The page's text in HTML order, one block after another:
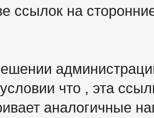
ссылок на
что , эта
аналогичные